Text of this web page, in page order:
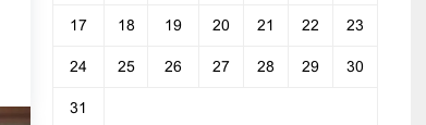
17 18 19 20 21 22 23
24 25 26 27 28 29 30
31